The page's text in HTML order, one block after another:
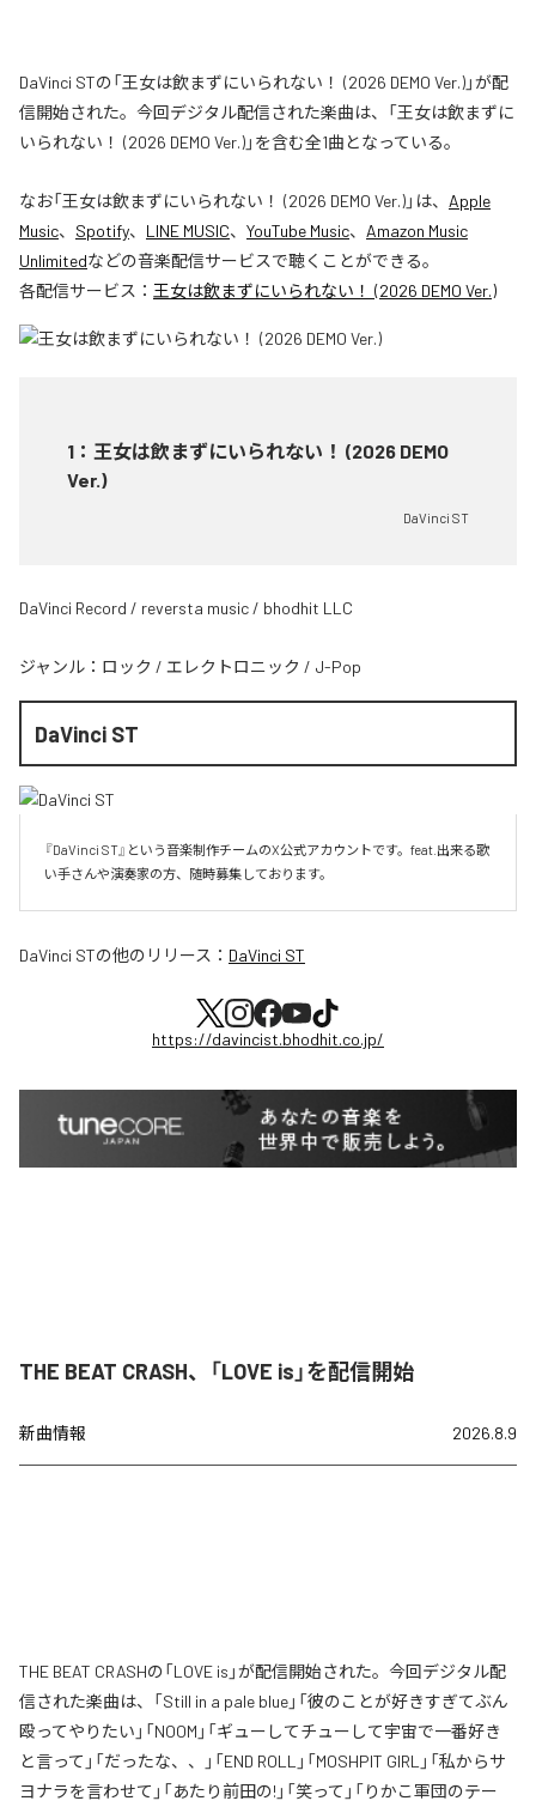
DaVinci STの「王女は飲まずにいられない！ (2026 DEMO Ver.)」が配
信開始された。今回デジタル配信された楽曲は、「王女は飲まずに
いられない！ (2026 DEMO Ver.)」を含む全1曲となっている。
なお「王女は飲まずにいられない！ (2026 DEMO Ver.)」は、 Apple
Music、 Spotify、 LINE MUSIC、 YouTube Music、 Amazon Music
Unlimitedなどの音楽配信サービスで聴くことができる。
各配信サービス： 王女は飲まずにいられない！ (2026 DEMO Ver.)
1 ： 王女は飲まずにいられない！ (2026 DEMO
Ver.)
DaVinci ST
DaVinci Record / reversta music / bhodhit LLC
ジャンル： ロック / エレクトロニック / J-Pop
DaVinci ST
『DaVinci ST』という音楽制作チームのX公式アカウントです。feat.出来る歌
い手さんや演奏家の方、随時募集しております。
DaVinci STの他のリリース： DaVinci ST
https://davincist.bhodhit.co.jp/
THE BEAT CRASH、「LOVE is」を配信開始
新曲情報 2026.8.9
THE BEAT CRASHの「LOVE is」が配信開始された。今回デジタル配
信された楽曲は、「Still in a pale blue」「彼のことが好きすぎてぶん
殴ってやりたい」「NOOM」「ギューしてチューして宇宙で一番好き
と言って」「だったな、、」「END ROLL」「MOSHPIT GIRL」「私からサ
ヨナラを言わせて」「あたり前田の!」「笑って」「りかこ軍団のテー